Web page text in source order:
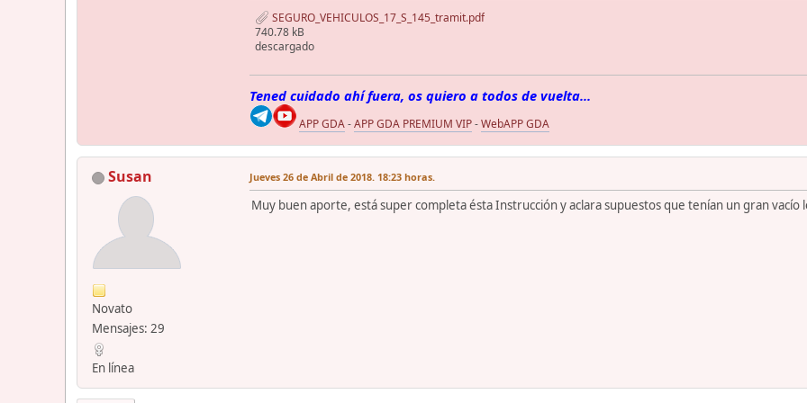
SEGURO_VEHICULOS_17_S_145_tramit.pdf
740.78 kB
descargado
Tened cuidado ahí fuera, os quiero a todos de vuelta...
APP GDA-APP GDA PREMIUM VIP-WebAPP GDA
Susan
Novato
Mensajes: 29
En línea
Jueves 26 de Abril de 2018. 18:23 horas.
Muy buen aporte, está super completa ésta Instrucción y aclara supuestos que tenían un gran vacío